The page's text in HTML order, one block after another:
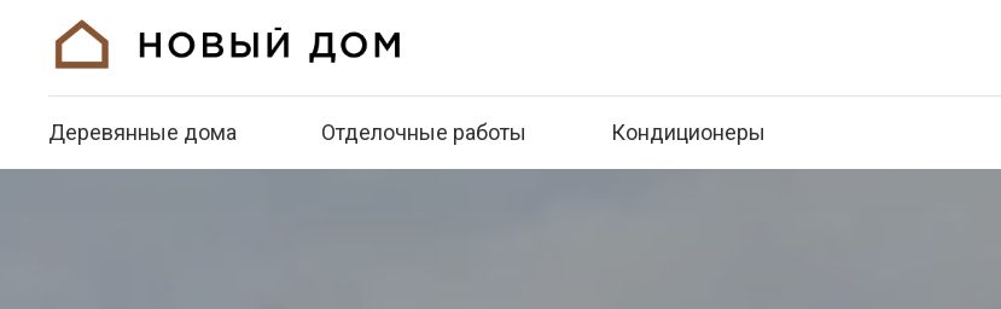
Каркасные дома Ремонт квартир Кондиционеры
Деревянные дома Отделочные работы Кондиционеры